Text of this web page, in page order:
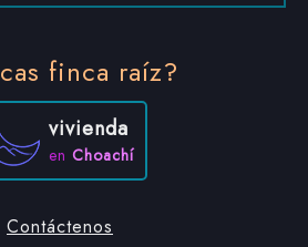
finca raíz?
vivienda
en Choachí
Contáctenos